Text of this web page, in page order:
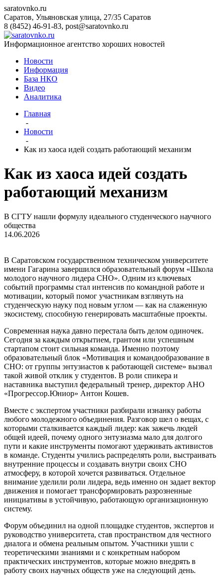
saratovnko.ru
Саратов, Ульяновская улица, 27/35 Саратов
8 (8452) 46-91-83, post@saratovnko.ru
Информационное агентство хороших новостей
Новости
Информация
База НКО
Видео
Аналитика
Главная
-
Новости
-
Как из хаоса идей создать работающий механизм
Как из хаоса идей создать
работающий механизм
В СГТУ нашли формулу идеального студенческого научного
общества
14.06.2026
В Саратовском государственном техническом университете
имени Гагарина завершился образовательный форум «Школа
молодого научного лидера СНО». Одним из ключевых
событий программы стал интенсив по командной работе и
мотивации, который помог участникам взглянуть на
студенческую науку под новым углом — как на слаженную
экосистему, способную генерировать масштабные проекты.
Современная наука давно перестала быть делом одиночек.
Сегодня за каждым открытием, грантом или успешным
стартапом стоит сильная команда. Именно поэтому
образовательный блок «Мотивация и командообразование в
СНО: от группы энтузиастов к работающей системе» вызвал
такой живой отклик у студентов. В роли спикера и
наставника выступил федеральный тренер, директор АНО
«Прогрессор.Юниор» Антон Кошев.
Вместе с экспертом участники разбирали изнанку работы
любого молодежного объединения. Разговор шел о вещах, с
которыми сталкивается каждый лидер: как зажечь людей
общей идеей, почему одного энтузиазма мало для долгого
пути и какие инструменты помогают удерживать активистов
в команде. Студенты учились распределять роли, выстраивать
внутренние процессы и создавать внутри своих СНО
атмосферу, в которой хочется развиваться. Отдельное
внимание уделили роли лидера, ведь именно он задает вектор
движения и помогает трансформировать разрозненные
инициативы в устойчивую, работающую организационную
систему.
Форум объединил на одной площадке студентов, экспертов и
руководство университета, став пространством для честного
диалога и обмена реальным опытом. Участники ушли с
теоретическими знаниями и с конкретным набором
практических инструментов, которые можно внедрять в
работу своих научных обществ уже на следующий день.